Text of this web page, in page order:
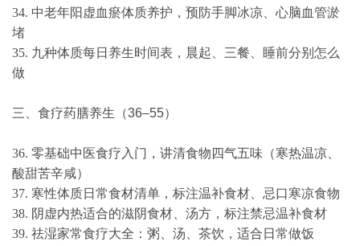
34. 中老年阳虚血瘀体质养护，预防手脚冰凉、心脑血管淤
堵
35. 九种体质每日养生时间表，晨起、三餐、睡前分别怎么
做
三、食疗药膳养生（36–55）
36. 零基础中医食疗入门，讲清食物四气五味（寒热温凉、
酸甜苦辛咸）
37. 寒性体质日常食材清单，标注温补食材、忌口寒凉食物
38. 阴虚内热适合的滋阴食材、汤方，标注禁忌温补食材
39. 祛湿家常食疗大全：粥、汤、茶饮，适合日常做饭